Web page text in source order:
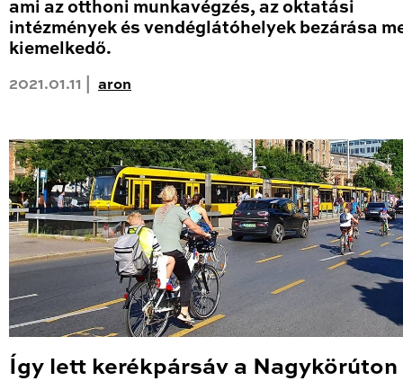
ami az otthoni munkavégzés, az oktatási
intézmények és vendéglátóhelyek bezárása
kiemelkedő.
2021.01.11 | aron
Így lett kerékpársáv a Nagykörúton